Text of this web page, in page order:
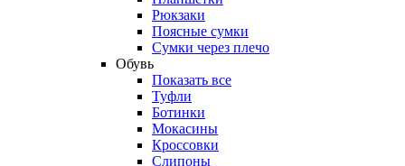
Рюкзаки
Поясные сумки
Сумки через плечо
Обувь
Показать все
Туфли
Ботинки
Мокасины
Кроссовки
Слипоны